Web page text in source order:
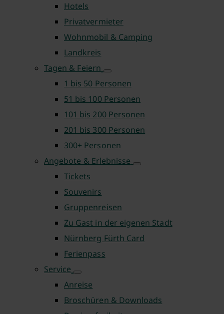
Hotels
Privatvermieter
Wohnmobil & Camping
Landkreis
Tagen & Feiern
1 bis 50 Personen
51 bis 100 Personen
101 bis 200 Personen
201 bis 300 Personen
300+ Personen
Angebote & Erlebnisse
Tickets
Souvenirs
Gruppenreisen
Zu Gast in der eigenen Stadt
Nürnberg Fürth Card
Ferienpass
Service
Anreise
Broschüren & Downloads